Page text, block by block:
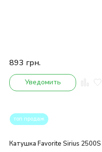
893 грн.
Уведомить
топ продаж
Катушка Favorite Sirius 2500S